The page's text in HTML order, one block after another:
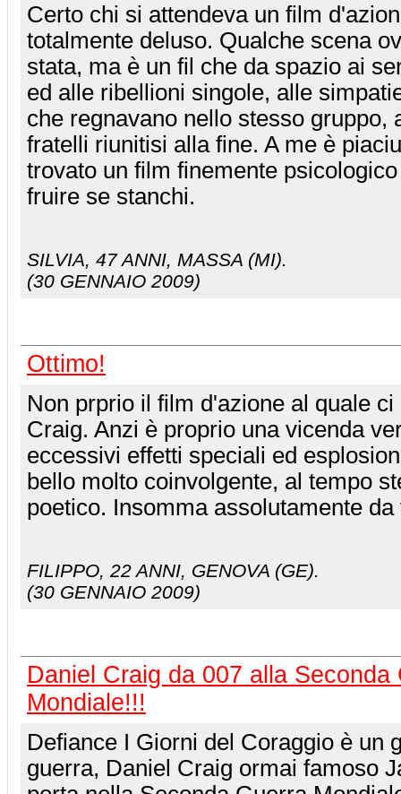
Certo chi si attendeva un film
totalmente deluso. Qualche scena
stata, ma è un fil che da spazio ai
ed alle ribellioni singole, alle
che regnavano nello stesso gruppo,
fratelli riunitisi alla fine. A me è
trovato un film finemente
fruire se stanchi.
SILVIA, 47 ANNI, MASSA (MI).
(30 GENNAIO 2009)
Ottimo!
Non prprio il film d'azione al quale
Craig. Anzi è proprio una vicenda
eccessivi effetti speciali ed
bello molto coinvolgente, al tempo
poetico. Insomma assolutamente da
FILIPPO, 22 ANNI, GENOVA (GE).
(30 GENNAIO 2009)
Daniel Craig da 007 alla Seconda
Mondiale!!!
Defiance I Giorni del Coraggio è un
guerra, Daniel Craig ormai famoso